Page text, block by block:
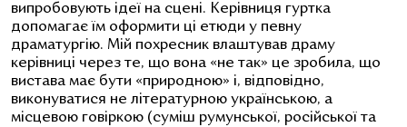
випробовують ідеї на сцені. Керівниця гуртка
допомагає їм оформити ці етюди у певну
драматургію. Мій похресник влаштував драму
керівниці через те, що вона «не так» це зробила, що
вистава має бути «природною» і, відповідно,
виконуватися не літературною українською, а
місцевою говіркою (суміш румунської, російської та